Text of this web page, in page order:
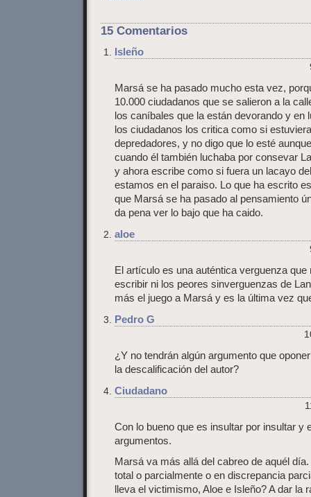
15 Comentarios
Isleño
Marsá se ha pasado mucho esta vez,
10.000 ciudadanos que se salieron a la
los caníbales que la están devorando y en
los ciudadanos los critica como si
depredadores, y no digo que lo esté
cuando él también luchaba por consevar
y ahora escribe como si fuera un lacayo
estamos en el paraiso. Lo que ha escrito
que Marsá se ha pasado al pensamiento
da pena ver lo bajo que ha caido.
aloe
El artículo es una auténtica verguenza
escribir ni los peores sinverguenzas de
más el juego a Marsá y es la última vez
Pedro G
¿Y no tendrán algún argumento que
la descalificación del autor?
Ciudadano
Con lo bueno que es insultar por insultar y
argumentos.
Marsá va más allá del cabreo de aquél
total o parcialmente o en discrepancia
lleva el victimismo, Aloe e Isleño? A dar la